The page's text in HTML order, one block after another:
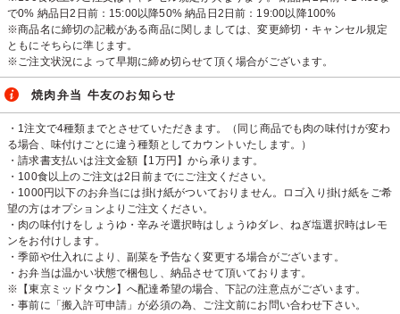
で0% 納品日2日前：15:00以降50% 納品日2日前：19:00以降100%
※商品名に締切の記載がある商品に関しましては、変更締切・キャンセル規定
ともにそちらに準じます。
※ご注文状況によって早期に締め切らせて頂く場合がございます。
焼肉弁当 牛友のお知らせ
・1注文で4種類までとさせていただきます。（同じ商品でも肉の味付けが変わ
る場合、味付けごとに違う種類としてカウントいたします。）
・請求書支払いは注文金額【1万円】から承ります。
・100食以上のご注文は2日前までにご注文ください。
・1000円以下のお弁当には掛け紙がついておりません。ロゴ入り掛け紙をご希
望の方はオプションよりご注文ください。
・肉の味付けをしょうゆ・辛みそ選択時はしょうゆダレ、ねぎ塩選択時はレモ
ンをお付けします。
・季節や仕入れにより、副菜を予告なく変更する場合がございます。
・お弁当は温かい状態で梱包し、納品させて頂いております。
※【東京ミッドタウン】へ配達希望の場合、下記の注意点がございます。
・事前に「搬入許可申請」が必須の為、ご注文前にお問い合わせ下さい。